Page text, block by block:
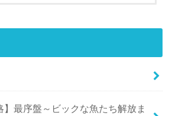
】最序盤～ビックな魚たち解放ま